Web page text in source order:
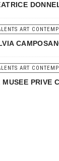
ART
ART
MUSEE PRIVE